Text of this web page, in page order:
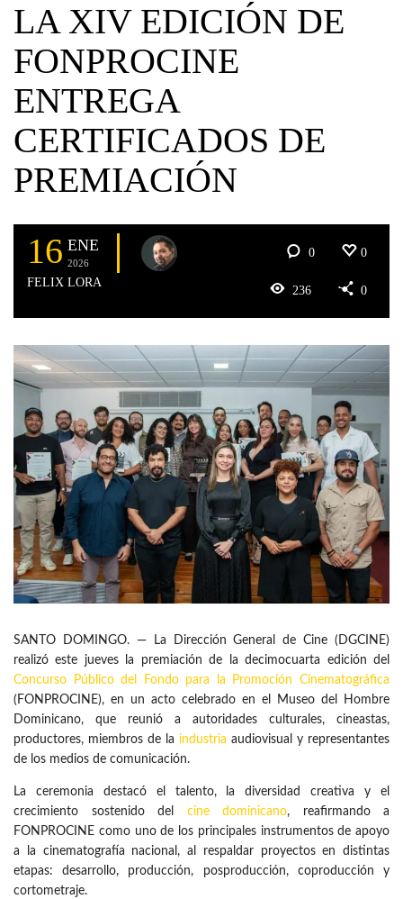
LA XIV EDICIÓN DE
FONPROCINE
ENTREGA
CERTIFICADOS DE
PREMIACIÓN
16 ENE
2026
FELIX LORA
0 0
236 0
SANTO DOMINGO. — La Dirección General de Cine (DGCINE)
realizó este jueves la premiación de la decimocuarta edición del
Concurso Público del Fondo para la Promoción Cinematográfica
(FONPROCINE), en un acto celebrado en el Museo del Hombre
Dominicano, que reunió a autoridades culturales, cineastas,
productores, miembros de la industria audiovisual y representantes
de los medios de comunicación.
La ceremonia destacó el talento, la diversidad creativa y el
crecimiento sostenido del cine dominicano, reafirmando a
FONPROCINE como uno de los principales instrumentos de apoyo
a la cinematografía nacional, al respaldar proyectos en distintas
etapas: desarrollo, producción, posproducción, coproducción y
cortometraje.